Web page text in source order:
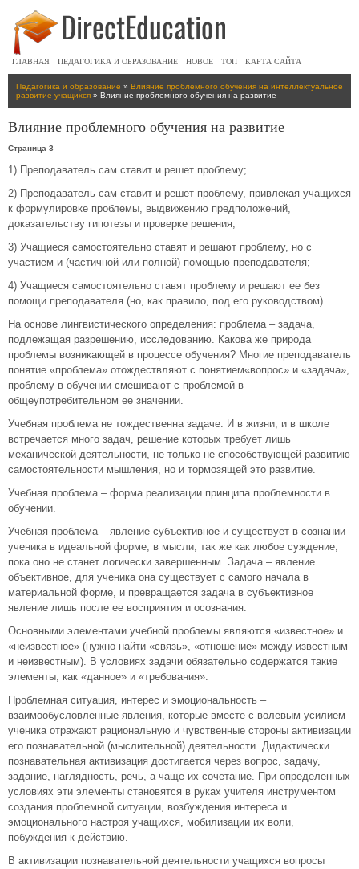
ГЛАВНАЯ ПЕДАГОГИКА И ОБРАЗОВАНИЕ НОВОЕ ТОП КАРТА САЙТА
Педагогика и образование » Влияние проблемного обучения на интеллектуальное
развитие учащихся » Влияние проблемного обучения на развитие
Влияние проблемного обучения на развитие
Страница 3
1) Преподаватель сам ставит и решет проблему;
2) Преподаватель сам ставит и решет проблему, привлекая учащихся
к формулировке проблемы, выдвижению предположений,
доказательству гипотезы и проверке решения;
3) Учащиеся самостоятельно ставят и решают проблему, но с
участием и (частичной или полной) помощью преподавателя;
4) Учащиеся самостоятельно ставят проблему и решают ее без
помощи преподавателя (но, как правило, под его руководством).
На основе лингвистического определения: проблема – задача,
подлежащая разрешению, исследованию. Какова же природа
проблемы возникающей в процессе обучения? Многие преподаватель
понятие «проблема» отождествляют с понятием«вопрос» и «задача»,
проблему в обучении смешивают с проблемой в
общеупотребительном ее значении.
Учебная проблема не тождественна задаче. И в жизни, и в школе
встречается много задач, решение которых требует лишь
механической деятельности, не только не способствующей развитию
самостоятельности мышления, но и тормозящей это развитие.
Учебная проблема – форма реализации принципа проблемности в
обучении.
Учебная проблема – явление субъективное и существует в сознании
ученика в идеальной форме, в мысли, так же как любое суждение,
пока оно не станет логически завершенным. Задача – явление
объективное, для ученика она существует с самого начала в
материальной форме, и превращается задача в субъективное
явление лишь после ее восприятия и осознания.
Основными элементами учебной проблемы являются «известное» и
«неизвестное» (нужно найти «связь», «отношение» между известным
и неизвестным). В условиях задачи обязательно содержатся такие
элементы, как «данное» и «требования».
Проблемная ситуация, интерес и эмоциональность –
взаимообусловленные явления, которые вместе с волевым усилием
ученика отражают рациональную и чувственные стороны активизации
его познавательной (мыслительной) деятельности. Дидактически
познавательная активизация достигается через вопрос, задачу,
задание, наглядность, речь, а чаще их сочетание. При определенных
условиях эти элементы становятся в руках учителя инструментом
создания проблемной ситуации, возбуждения интереса и
эмоционального настроя учащихся, мобилизации их воли,
побуждения к действию.
В активизации познавательной деятельности учащихся вопросы